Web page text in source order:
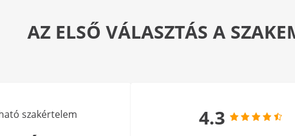
AZ ELSŐ VÁLASZTÁS A
szakértelem 4.3